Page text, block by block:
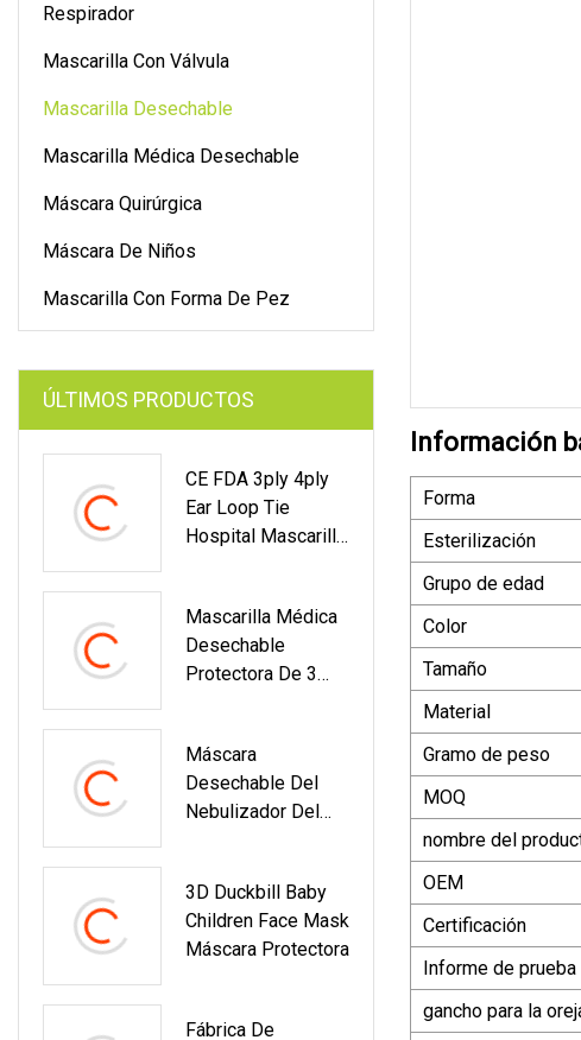
Respirador
Mascarilla Con Válvula
Mascarilla Desechable
Mascarilla Médica Desechable
Máscara Quirúrgica
Máscara De Niños
Mascarilla Con Forma De Pez
ÚLTIMOS PRODUCTOS
CE FDA 3ply 4ply
Ear Loop Tie
Hospital Mascarilla
Por Mayor Polvo
Azul Blanco Negro
Protector
Mascarilla Médica
Mascarilla Médica
Desechable
Protectora De 3
Lazo Para La Oreja
Máscara
Desechable Del
Nebulizador Del
PVC Del Hospital
Quirúrgico Médico
Disponible De La
3D Duckbill Baby
Children Face Mask
Máscara Protectora
Fábrica De
Información
Forma
Esterilización
Grupo de edad
Color
Tamaño
Material
Gramo de peso
MOQ
nombre del
OEM
Certificación
Informe de prueba
gancho para la